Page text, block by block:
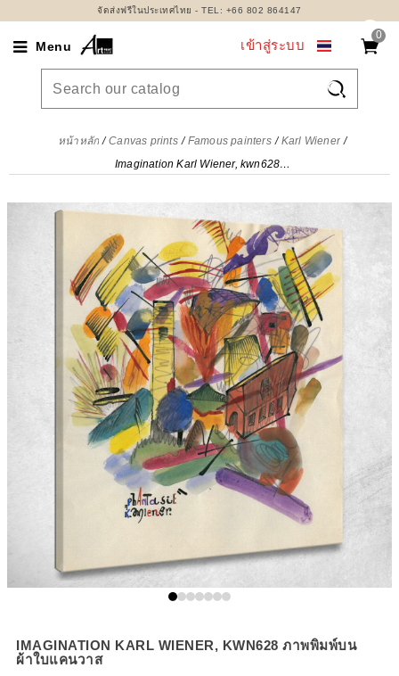
จัดส่งฟรีในประเทศไทย - TEL: +66 802 864147
Menu
0

เข้าสู่ระบบ
หน้าหลัก Canvas prints Famous painters
Karl Wiener
Imagination Karl Wiener, kwn628 ภาพพิมพ์บนผ้าใบแคนวาส
IMAGINATION KARL WIENER, KWN628 ภาพพิมพ์บน
ผ้าใบแคนวาส